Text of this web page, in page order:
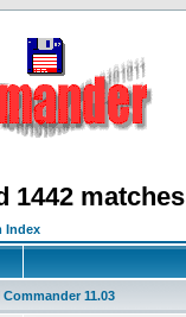
1442 matches
Index
11.03